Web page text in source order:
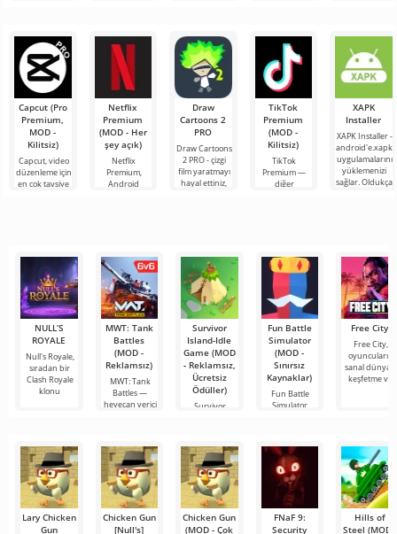
farklı
popülerlik
yeni ve
çıkaran
etkileşimli bir
korku
Capcut (Pro
Premium,
MOD -
Kilitsiz)
Capcut, video
düzenleme için
en çok tavsiye
Netflix
Premium
(MOD - Her
şey açık)
Netflix
Premium,
Android
Draw
Cartoons 2
PRO
Draw Cartoons
2 PRO - çizgi
film yaratmayı
hayal ettiniz,
TikTok
Premium
(MOD -
Kilitsiz)
TikTok
Premium —
diğer
sağlayan
XAPK
Installer
XAPK Installer -
android'e.xapk
uygulamalarını
yüklemenizi
sağlar. Oldukça
NULL’S
ROYALE
Null's Royale,
sıradan bir
Clash Royale
klonu
MWT: Tank
Battles
(MOD -
Reklamsız)
MWT: Tank
Battles —
heyecan verici
Survivor
Island-Idle
Game (MOD
- Reklamsız,
Ücretsiz
Ödüller)
Survivor
sabır
Fun Battle
Simulator
(MOD -
Sınırsız
Kaynaklar)
Fun Battle
Simulator,
Free City
Free City,
oyuncuların
sanal dünyayı
keşfetme ve
Lary Chicken
Gun
Chicken Gun
[Null's]
Chicken Gun
(MOD - Çok
FNaF 9:
Security
Hills of
Steel (MOD -